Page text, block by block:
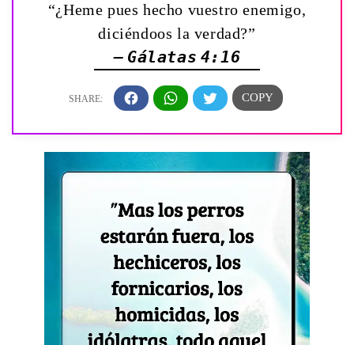
“¿Heme pues hecho vuestro enemigo,
diciéndoos la verdad?”
— Gálatas 4:16